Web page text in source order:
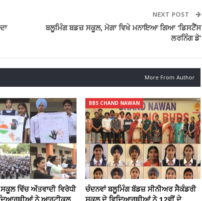
NEXT POST
ਬਲੂਮਿੰਗ ਬਡਜ਼ ਸਕੂਲ, ਮੋਗਾ ਵਿਖੇ ਮਨਾਇਆ ਗਿਆ ‘ਡਿਸਟੈਂਸ
ਲਰਨਿੰਗ ਡੇ’
More From Author
ਵਿੱਚ ਅੱੱਤਵਾਦੀ ਵਿਰੋਧੀ
ਨੇ ਆਰਟੀਕਲ
BBS CHAND NAWAN
ਚੰਦਨਵਾਂ ਬਲੂਮਿੰਗ ਬੱਡਜ਼ ਸੀਨੀਅਰ ਸੈਕੰਡਰੀ
ਸਕੂਲ ਦੇ ਵਿਦਿਆਰਥੀਆਂ ਨੇ 12ਵੀਂ ਦੇ